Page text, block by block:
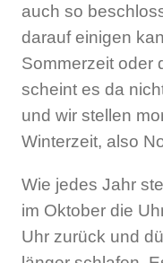
auch so
darauf einigen
Sommerzeit oder
scheint es da
und wir stellen
Winterzeit, also
Wie jedes Jahr
im Oktober die
Uhr zurück und